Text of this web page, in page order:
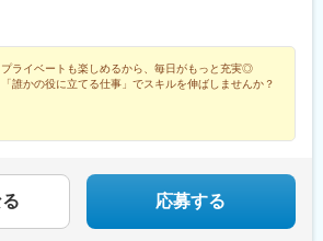
町駅、桃山御陵前駅、野田駅(阪神線)、肥後橋
を伴う転勤は、基本的には本人が希望する場合
丁堀駅(広島県)、高松駅(香川県)、天神駅、花畑
津駅、福山駅、岩国駅、可部駅、横川駅(広島
西駅、本町六丁目駅、金川駅、東野駅(京都
んミュージアム駅、衣山駅、山麓駅(皿倉山)、
橋駅、堺駅、比治山下駅、広域公園前駅、横川
駅、検見川浜駅、本町駅、津守駅、中野東駅、
洲駅、福駅、芦原橋駅、桃山駅、野田阪神駅、
駅、淀屋橋駅、鶴崎駅、西小倉駅、二島駅、今
鳥羽口駅、竹下駅、小森江駅、甘木駅(西鉄線)、
、江波駅、八本松駅、矢場町駅、大船駅、新羽
プライベートも楽しめるから、毎日がもっと充実◎
「誰かの役に立てる仕事」でスキルを伸ばしませんか？
応募する